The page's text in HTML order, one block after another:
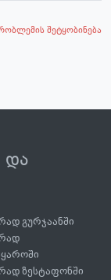
შეტყობინება
და
გურჯაანში
ზესტაფონში